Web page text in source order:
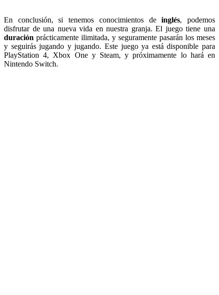
En conclusión, si tenemos conocimientos deinglés, podemos
disfrutar de una nueva vida en nuestra granja. El juego tiene una
duración prácticamente ilimitada, y seguramente pasarán los meses
y seguirás jugando y jugando. Este juego ya está disponible para
PlayStation 4, Xbox One y Steam, y próximamente lo hará en
Nintendo Switch.